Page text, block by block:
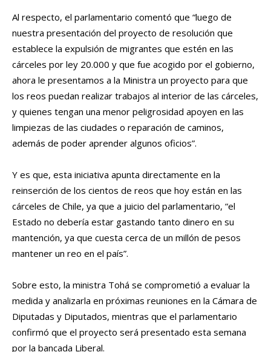
Al respecto, el parlamentario comentó que “luego de
nuestra presentación del proyecto de resolución que
establece la expulsión de migrantes que estén en las
cárceles por ley 20.000 y que fue acogido por el gobierno,
ahora le presentamos a la Ministra un proyecto para que
los reos puedan realizar trabajos al interior de las cárceles,
y quienes tengan una menor peligrosidad apoyen en las
limpiezas de las ciudades o reparación de caminos,
además de poder aprender algunos oficios”.
Y es que, esta iniciativa apunta directamente en la
reinserción de los cientos de reos que hoy están en las
cárceles de Chile, ya que a juicio del parlamentario, “el
Estado no debería estar gastando tanto dinero en su
mantención, ya que cuesta cerca de un millón de pesos
mantener un reo en el país”.
Sobre esto, la ministra Tohá se comprometió a evaluar la
medida y analizarla en próximas reuniones en la Cámara de
Diputadas y Diputados, mientras que el parlamentario
confirmó que el proyecto será presentado esta semana
por la bancada Liberal.